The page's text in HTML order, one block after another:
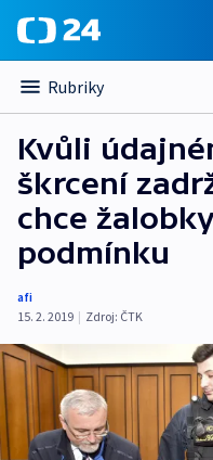
Rubriky
Kvůli
škrcení
chce
podmínku
afi
15. 2. 2019 | Zdroj: ČTK